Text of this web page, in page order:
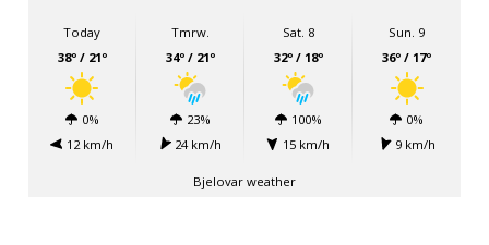
Today
38º / 21º
0%
12 km/h
Tmrw.
34º / 21º
23%
24 km/h
Sat. 8
32º / 18º
100%
15 km/h
Sun. 9
36º / 17º
0%
9 km/h
Bjelovar weather